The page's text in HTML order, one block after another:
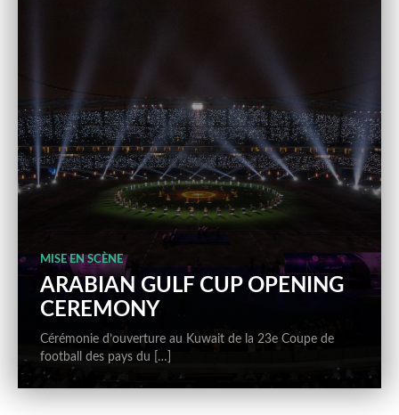
MISE EN SCÈNE
ARABIAN GULF CUP OPENING
CEREMONY
Cérémonie d’ouverture au Kuwait de la 23e Coupe de
football des pays du […]